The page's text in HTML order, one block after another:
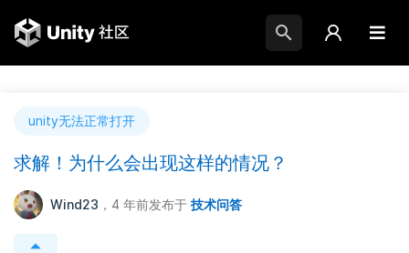
unity无法正常打开
求解！为什么会出现这样的情况？
Wind23 ，4 年前发布于 技术问答